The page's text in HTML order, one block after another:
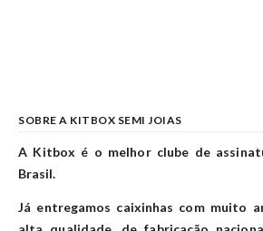
SOBRE A KITBOX SEMI JOIAS
A Kitbox é o melhor clube de
Brasil.
Já entregamos caixinhas com muito